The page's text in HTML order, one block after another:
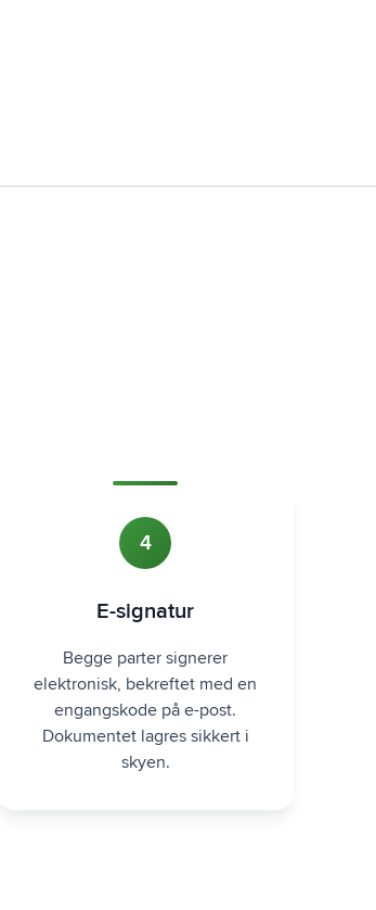
4
E-signatur
Begge parter signerer
elektronisk, bekreftet med en
engangskode på e-post.
Dokumentet lagres sikkert i
skyen.